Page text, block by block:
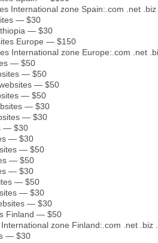
International zone Spain:.com .net
— $30
— $30
Europe — $150
International zone Europe:.com .net
— $50
— $50
— $50
— $50
— $30
— $30
— $30
— $30
— $50
— $50
— $30
— $50
— $30
— $30
Finland — $50
International zone Finland:.com .net
— $30